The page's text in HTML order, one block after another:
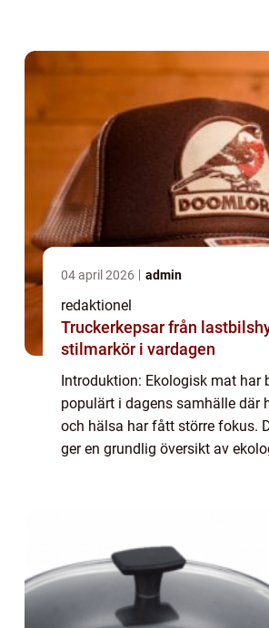
04 april 2026 admin
redaktionel
Truckerkepsar från lastbilshytt till
stilmarkör i vardagen
Introduktion: Ekologisk mat har
populärt i dagens samhälle där
och hälsa har fått större fokus.
ger en grundlig översikt av